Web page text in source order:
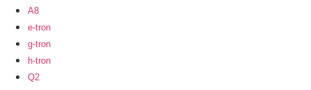
A8
e-tron
g-tron
h-tron
Q2